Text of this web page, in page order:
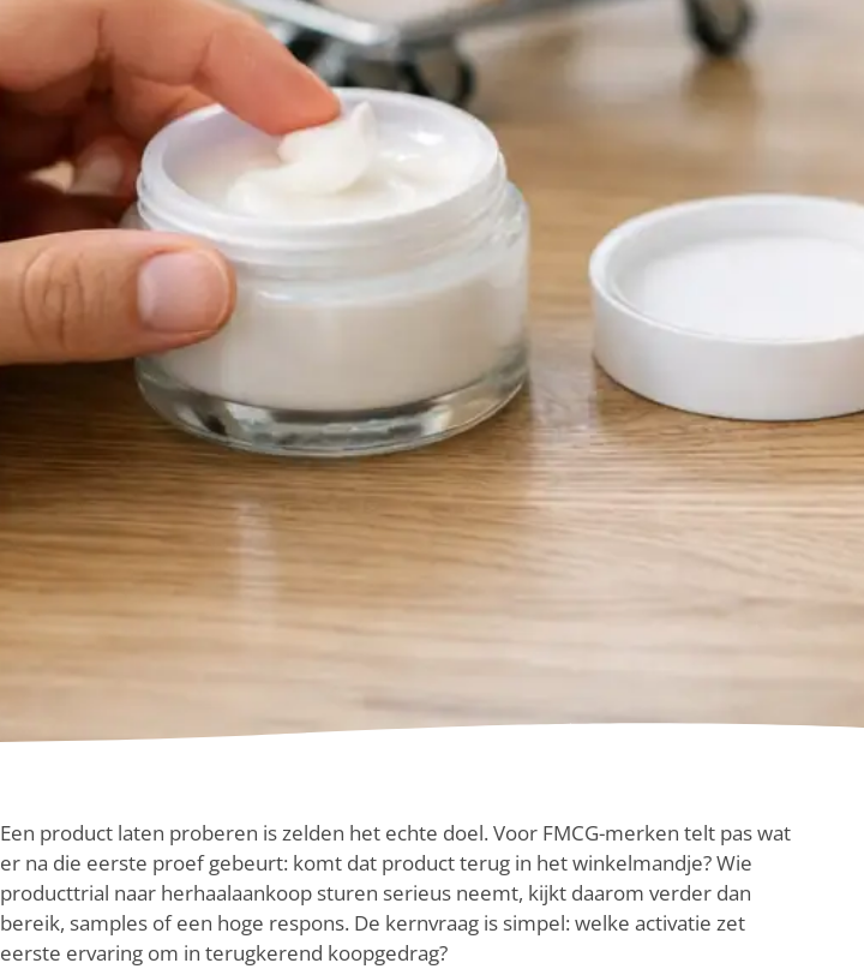
Een product laten proberen is zelden het echte doel. Voor FMCG-merken telt pas wat
er na die eerste proef gebeurt: komt dat product terug in het winkelmandje? Wie
producttrial naar herhaalaankoop sturen serieus neemt, kijkt daarom verder dan
bereik, samples of een hoge respons. De kernvraag is simpel: welke activatie zet
eerste ervaring om in terugkerend koopgedrag?